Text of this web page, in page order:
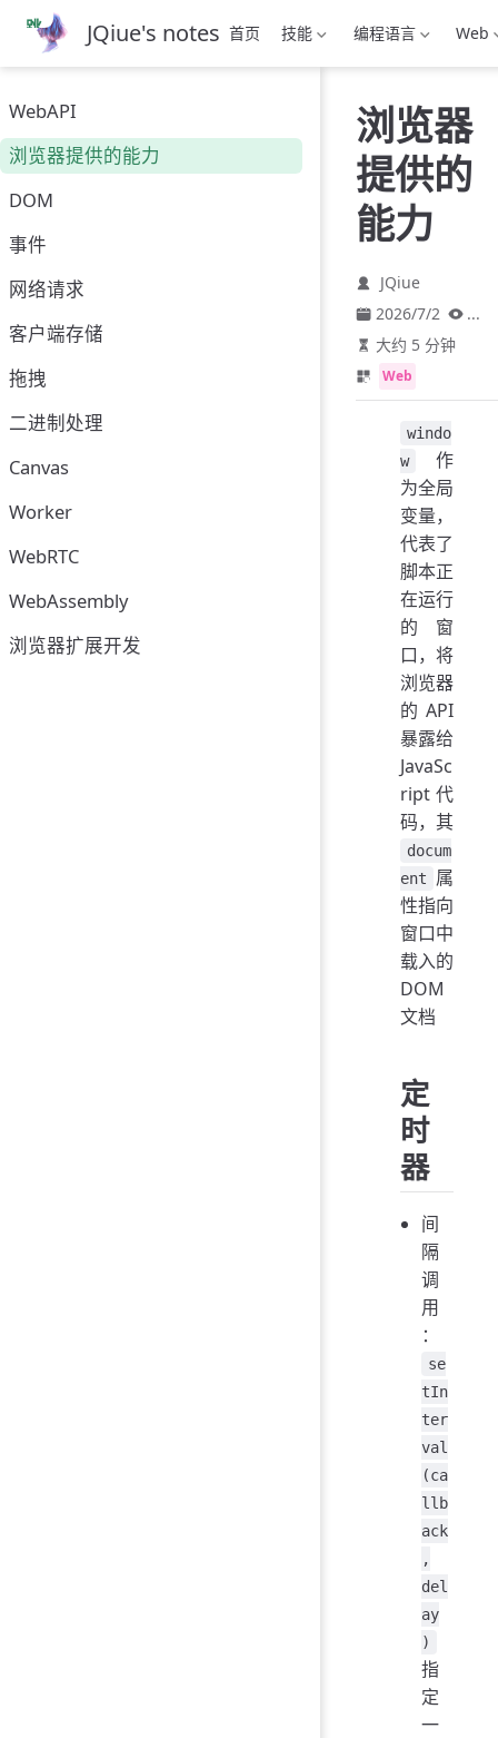
跳
主
內
容
JQiue's notes 首页 技能 编程语言 Web
WebAPI
浏览器提供的能力
DOM
事件
网络请求
客户端存储
拖拽
二进制处理
Canvas
Worker
WebRTC
WebAssembly
浏览器扩展开发
浏览器
提供的
能力
JQiue
2026/7/2
...
大约 5 分钟
Web
windo
w
作
为全局
变量，
代表了
脚本正
在运行
的窗
口，将
浏览器
的 API
暴露给
JavaSc
ript 代
码，其
docum
ent
属
性指向
窗口中
载入的
DOM
文档
定
时
器
间
隔
调
用
：
se
tIn
ter
val
(ca
llb
ack
,
del
ay
)
指
定
一